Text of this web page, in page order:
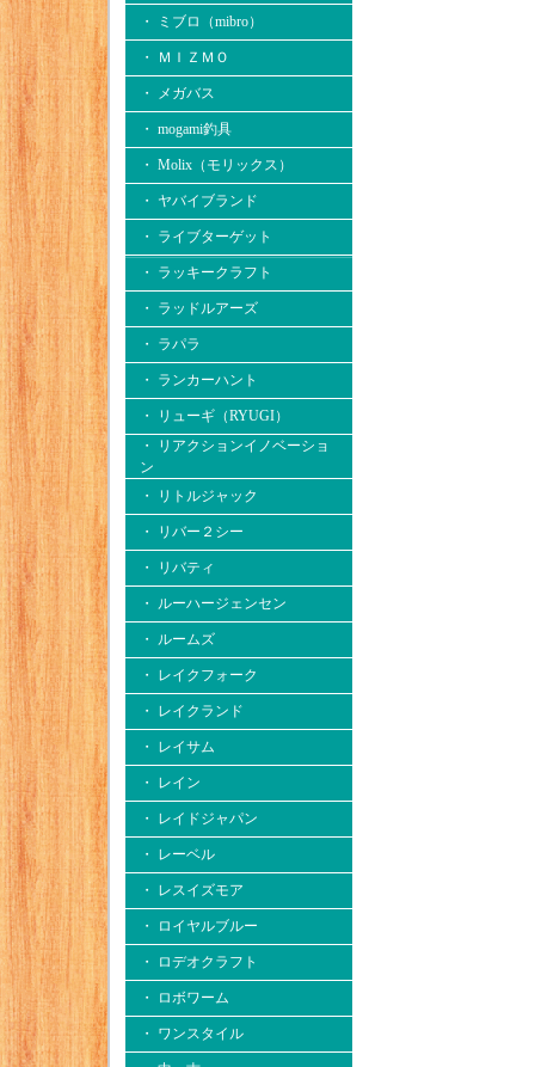
・ ミブロ（mibro）
・ ＭＩＺＭＯ
・ メガバス
・ mogami釣具
・ Molix（モリックス）
・ ヤバイブランド
・ ライブターゲット
・ ラッキークラフト
・ ラッドルアーズ
・ ラパラ
・ ランカーハント
・ リューギ（RYUGI）
・ リアクションイノベーショ
ン
・ リトルジャック
・ リバー２シー
・ リバティ
・ ルーハージェンセン
・ ルームズ
・ レイクフォーク
・ レイクランド
・ レイサム
・ レイン
・ レイドジャパン
・ レーベル
・ レスイズモア
・ ロイヤルブルー
・ ロデオクラフト
・ ロボワーム
・ ワンスタイル